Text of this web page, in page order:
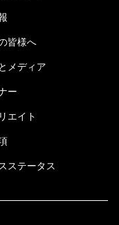
皆様へ
メディア
ー
エイト
ステータス